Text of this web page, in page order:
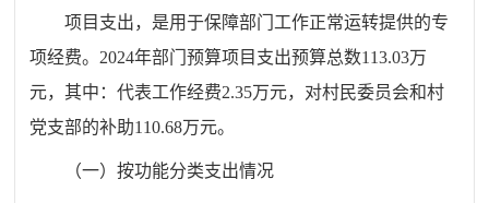
项目支出，是用于保障部门工作正常运转提供的专
项经费。2024年部门预算项目支出预算总数113.03万
元，其中：代表工作经费2.35万元，对村民委员会和村
党支部的补助110.68万元。
（一）按功能分类支出情况